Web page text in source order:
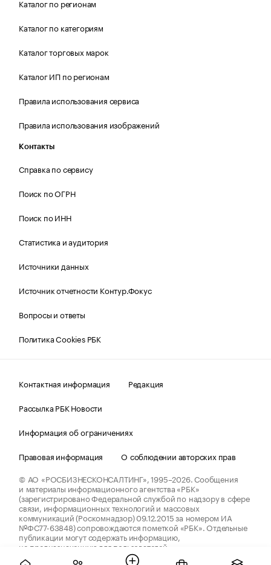
Каталог по регионам
Каталог по категориям
Каталог торговых марок
Каталог ИП по регионам
Правила использования сервиса
Правила использования изображений
Контакты
Справка по сервису
Поиск по ОГРН
Поиск по ИНН
Статистика и аудитория
Источники данных
Источник отчетности Контур.Фокус
Вопросы и ответы
Политика Cookies РБК
Контактная информация
Редакция
Рассылка РБК Новости
Информация об ограничениях
Правовая информация
О соблюдении авторских прав
© АО «РОСБИЗНЕСКОНСАЛТИНГ»,1995–2026.Сообщения
и материалы информационного агентства «РБК»
(зарегистрировано Федеральной службой по надзору в сфере
связи, информационных технологий и массовых
коммуникаций (Роскомнадзор) 09.12.2015 за номером ИА
№ФС77-63848) сопровождаются пометкой «РБК». Отдельные
публикации могут содержать информацию,
не предназначенную для пользователей
до 18 лет.
companycardsfeedback@rbc.ru